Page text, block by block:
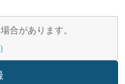
合があります。